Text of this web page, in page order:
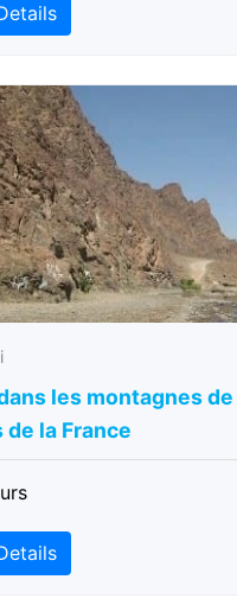
les montagnes de
de la France